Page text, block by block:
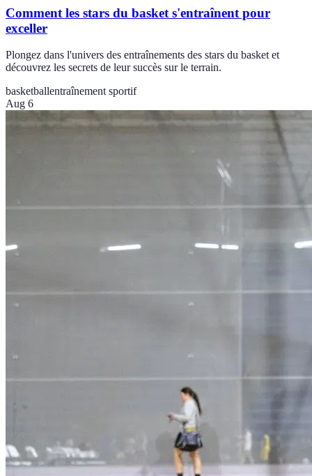
Comment les stars du basket s'entraînent pour
exceller
Plongez dans l'univers des entraînements des stars du basket et
découvrez les secrets de leur succès sur le terrain.
basketballentraînement sportif
Aug 6